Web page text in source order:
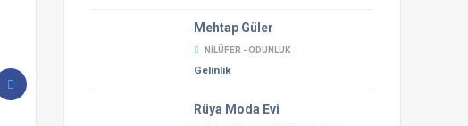
Mehtap Güler
NILÜFER - ODUNLUK
Gelinlik
Rüya Moda Evi